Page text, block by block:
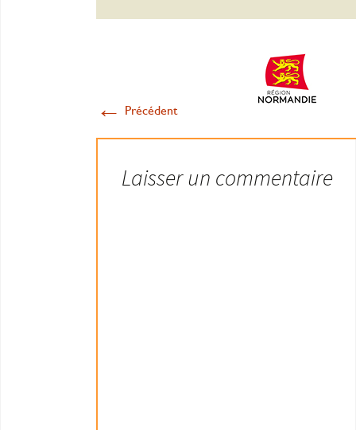
← Précédent
Laisser un commentaire